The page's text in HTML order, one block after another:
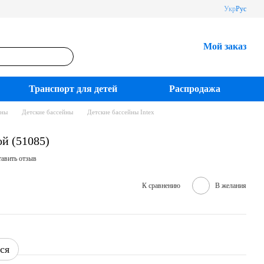
УкрРус
Мой заказ
Транспорт для детей Распродажа
Детские бассейны Детские бассейны Intex
(51085)
отзыв
К сравнению В желания